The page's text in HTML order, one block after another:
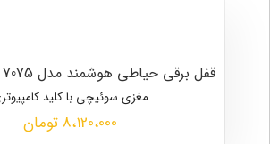
قفل برقی حیاطی هوشمند مدل 7075
مغزی سوئیچی با کلید
8،120،000 تومان